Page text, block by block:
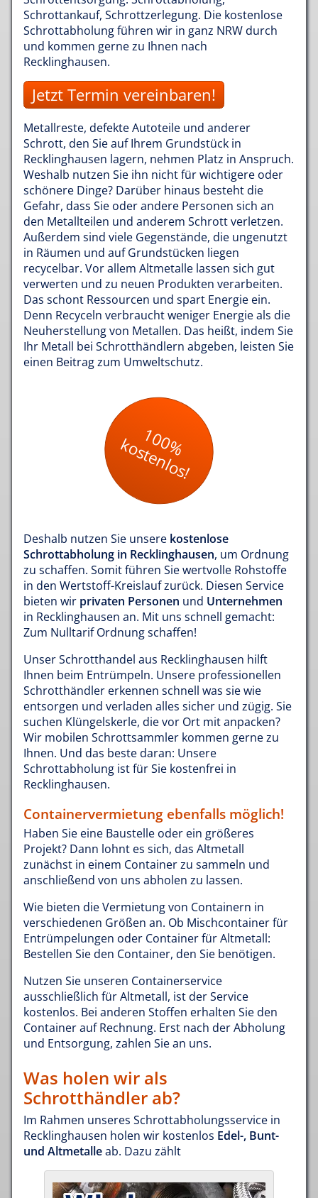
Schrottankauf, Schrottzerlegung. Die kostenlose
Schrottabholung führen wir in ganz NRW durch
und kommen gerne zu Ihnen nach
Recklinghausen.
Jetzt Termin vereinbaren!
Metallreste, defekte Autoteile und anderer
Schrott, den Sie auf Ihrem Grundstück in
Recklinghausen lagern, nehmen Platz in Anspruch.
Weshalb nutzen Sie ihn nicht für wichtigere oder
schönere Dinge? Darüber hinaus besteht die
Gefahr, dass Sie oder andere Personen sich an
den Metallteilen und anderem Schrott verletzen.
Außerdem sind viele Gegenstände, die ungenutzt
in Räumen und auf Grundstücken liegen
recycelbar. Vor allem Altmetalle lassen sich gut
verwerten und zu neuen Produkten verarbeiten.
Das schont Ressourcen und spart Energie ein.
Denn Recyceln verbraucht weniger Energie als die
Neuherstellung von Metallen. Das heißt, indem Sie
Ihr Metall bei Schrotthändlern abgeben, leisten Sie
einen Beitrag zum Umweltschutz.
100%
kostenlos!
Deshalb nutzen Sie unsere kostenlose
Schrottabholung in Recklinghausen, um Ordnung
zu schaffen. Somit führen Sie wertvolle Rohstoffe
in den Wertstoff-Kreislauf zurück. Diesen Service
bieten wir privaten Personen und Unternehmen
in Recklinghausen an. Mit uns schnell gemacht:
Zum Nulltarif Ordnung schaffen!
Unser Schrotthandel aus Recklinghausen hilft
Ihnen beim Entrümpeln. Unsere professionellen
Schrotthändler erkennen schnell was sie wie
entsorgen und verladen alles sicher und zügig. Sie
suchen Klüngelskerle, die vor Ort mit anpacken?
Wir mobilen Schrottsammler kommen gerne zu
Ihnen. Und das beste daran: Unsere
Schrottabholung ist für Sie kostenfrei in
Recklinghausen.
Containervermietung ebenfalls möglich!
Haben Sie eine Baustelle oder ein größeres
Projekt? Dann lohnt es sich, das Altmetall
zunächst in einem Container zu sammeln und
anschließend von uns abholen zu lassen.
Wie bieten die Vermietung von Containern in
verschiedenen Größen an. Ob Mischcontainer für
Entrümpelungen oder Container für Altmetall:
Bestellen Sie den Container, den Sie benötigen.
Nutzen Sie unseren Containerservice
ausschließlich für Altmetall, ist der Service
kostenlos. Bei anderen Stoffen erhalten Sie den
Container auf Rechnung. Erst nach der Abholung
und Entsorgung, zahlen Sie an uns.
Was holen wir als
Schrotthändler ab?
Im Rahmen unseres Schrottabholungsservice in
Recklinghausen holen wir kostenlos Edel-, Bunt-
und Altmetalleab. Dazu zählt